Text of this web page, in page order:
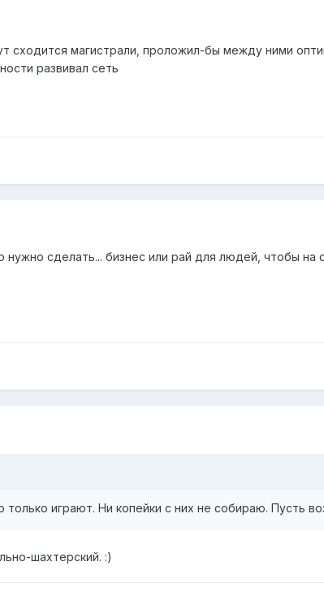
сходится магистрали, проложил-бы между ними
развивал сеть
нужно сделать... бизнес или рай для людей, чтобы на
играют. Ни копейки с них не собираю. Пусть
шахтерский. :)